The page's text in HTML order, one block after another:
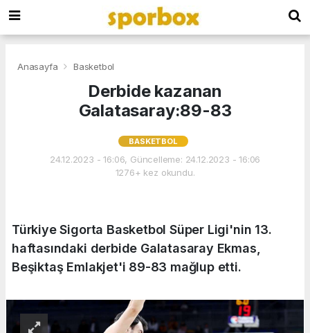
Anasayfa Basketbol
Derbide kazanan
Galatasaray:89-83
BASKETBOL
24.12.2023 - 16:06, Güncelleme: 24.12.2023 - 16:06
1276+ kez okundu.
Türkiye Sigorta Basketbol Süper Ligi'nin 13.
haftasındaki derbide Galatasaray Ekmas,
Beşiktaş Emlakjet'i 89-83 mağlup etti.